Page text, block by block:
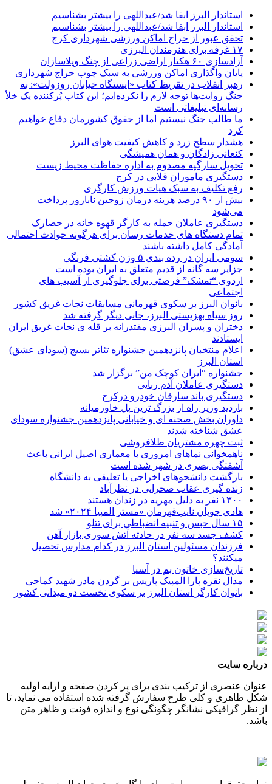
استاندار البرز ابقا شد/عبداللهی را بیشتر بشناسیم
استاندار البرز ابقا شد/عبداللهی را بیشتر بشناسیم
تحقق عبور از حراج اماکن ورزشی شهرداری کرج
۱۷ غرفه برای هنرمندان البرزی
آزادسازی ۶۰ هکتار اراضی زراعی از چنگ ویلاسازان
پایان واگذاری اماکن ورزشی به سبک چوب حراج شهرداری
رهبر انقلاب در تقریظ کتاب «ایستگاه خیابان روزولت»: به
جنگ روایت‌ها توجه لازم را نکرده‌ایم؛ این کتاب پُرکننده‌ یک خلأ
رسانه‌ای تبلیغاتی است
ما طالب جنگ نیستیم اما از حقوق کشورمان دفاع خواهیم
کرد
هشدار سطح زرد و کاهش کیفیت هوای البرز
کنعانی زادگان و همان همیشگی
تحویل سارگپه مصدوم به اداره حفاظت محیط زیست
دستگیری ماموران قلابی در کرج
رفع تکلیف به سبک هیات ورزش کارگری
بیش از ۹۰ درصد هزینه درمان زوجین نابارور پرداخت
می‌شود
دستگیری عاملان حمله به کارگر قهوه خانه در حصارک
تمام دستگاه های خدمات رسان برای هرگونه حوادث احتمالی
آمادگی کامل داشته باشند
سومی ایران در رده بندی ۵ وزن کشتی فرنگی
جزایر سه گانه از قدیم متعلق به ایران بوده است
اردوی “تمشک” فرصتی برای جلوگیری از آسیب های
اجتماعی
بانوان البرز بر سکوی قهرمانی مسابقات نجات غریق کشور
روز سیاه بهزیستی البرز، جانی دیگر گرفته شد
دختران و پسران البرزی مقتدرانه بر قله ی نجات غریق ایران
ایستادند
اعلام منتخبان پانزدهمین جشنواره تئاتر بسیج (سودای عشق)
استان البرز
جشنواره “ایران کوچک من” برگزار شد
دستگیری عاملان آدم ربایی
دستگیری باند سارقان خودرو درکرج
بازدید وزیر راه از بزرگ ترین پل خاورمیانه
داوران بخش صحنه ای و خیابانی پانزدهمین جشنواره سودای
عشق شناخته شدند
ثبت چهره مشتریان طلافروشی
ناهمخوانی نماهای امروزی با معماری اصیل ایرانی باعث
آشفتگی بصری در شهر شده است
بازگشت دانشجوهای اخراجی یا تعلیقی به دانشگاه
زنده گیری عقاب صحرایی در نظرآباد
۱۳۰۰ نفر به دلیل مهریه در زندان هستند
هادی چوپان نایب‌قهرمان «مستر المپیا ۲۰۲۴» شد
۱۵ سال حبس و تنبیه انضباطی برای تتلو
کشف جسد سه نفر در حادثه آتش سوزی بازار آهن
فرزندان مسئولین استان البرز در کدام مدارس تحصیل
میکنند؟
‌تاریخ‌سازی خاتون بم در آسیا
مدال نقره پارا المپیک پاریس بر گردن مادر شهید کماجی
بانوان کارگر استان البرز بر سکوی نخست دو میدانی کشور
درباره سایت
عنوان عنصری از ترکیب بندی برای پر کردن صفحه و ارایه اولیه
شکل ظاهری و کلی طرح سفارش گرفته شده استفاده می نماید، تا
از نظر گرافیکی نشانگر چگونگی نوع و اندازه فونت و ظاهر متن
باشد.